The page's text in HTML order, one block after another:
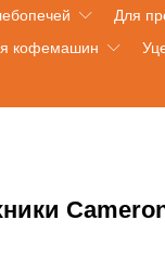
Для
кофемашин